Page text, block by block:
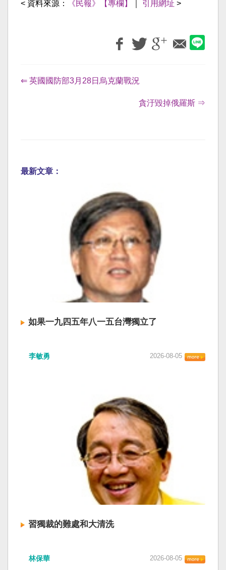
< 資料來源： 《民報》【專欄】 引用網址 >
⇐ 英國國防部3月28日烏克蘭戰況
貪汙毀掉俄羅斯 ⇒
最新文章：
如果一九四五年八一五台灣獨立了
李敏勇 2026-08-05
習獨裁的難處和大清洗
林保華 2026-08-05